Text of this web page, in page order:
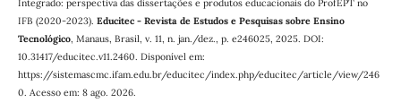
Integrado: perspectiva das dissertações e produtos educacionais do ProfEPT no
IFB (2020-2023). Educitec - Revista de Estudos e Pesquisas sobre Ensino
Tecnológico, Manaus, Brasil, v. 11, n. jan./dez., p. e246025, 2025. DOI:
10.31417/educitec.v11.2460. Disponível em:
https://sistemascmc.ifam.edu.br/educitec/index.php/educitec/article/view/246
0. Acesso em: 8 ago. 2026.